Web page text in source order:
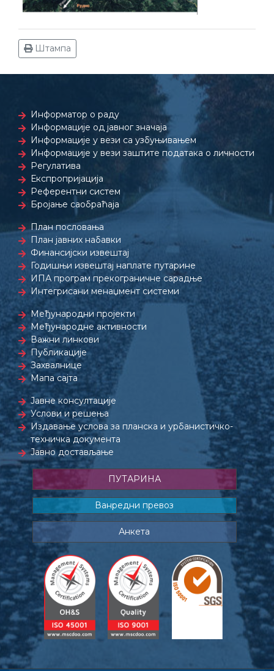
Штампа
Информатор о раду
Информације од јавног значаја
Информације у вези са узбуњивањем
Информације у вези заштите података о личности
Регулатива
Експропријација
Референтни систем
Бројање саобраћаја
План пословања
План јавних набавки
Финансијски извештај
Годишњи извештај наплате путарине
ИПА програм прекограничне сарадње
Интегрисани менаџмент системи
Међународни пројекти
Међународне активности
Важни линкови
Публикације
Захвалнице
Мапа сајта
Јавне консултације
Услови и решења
Издавање услова за планска и урбанистичко-
техничка документа
Јавно достављање
ПУТАРИНА
Ванредни превоз
Анкета